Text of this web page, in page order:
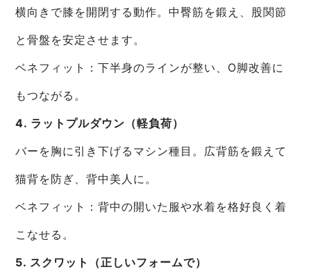
横向きで膝を開閉する動作。中臀筋を鍛え、股関節
と骨盤を安定させます。
ベネフィット：下半身のラインが整い、O脚改善に
もつながる。
4. ラットプルダウン（軽負荷）
バーを胸に引き下げるマシン種目。広背筋を鍛えて
猫背を防ぎ、背中美人に。
ベネフィット：背中の開いた服や水着を格好良く着
こなせる。
5. スクワット（正しいフォームで）